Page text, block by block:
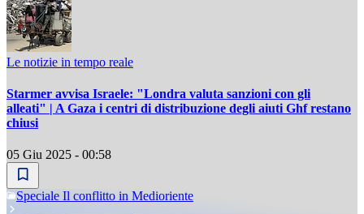
Le notizie in tempo reale
Starmer avvisa Israele: "Londra valuta sanzioni con gli
alleati" | A Gaza i centri di distribuzione degli aiuti Ghf restano
chiusi
05 Giu 2025 - 00:58
Speciale Il conflitto in Medioriente